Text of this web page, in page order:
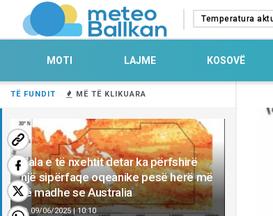
TË FUNDIT MË TË KLIKUARA
Vala e të nxehtit detar ka përfshirë
një sipërfaqe oqeanike pesë herë më
të madhe se Australia
09/06/2025 | 10:10
Temperatura
MOTI LAJME KOSOVË